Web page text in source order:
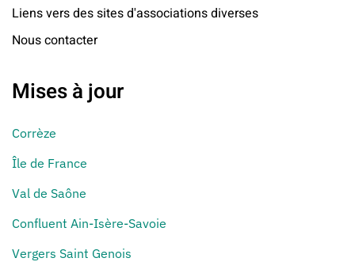
Liens vers des sites d'associations diverses
Nous contacter
Mises à jour
Corrèze
Île de France
Val de Saône
Confluent Ain-Isère-Savoie
Vergers Saint Genois